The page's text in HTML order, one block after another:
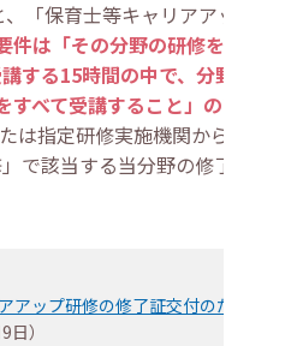
「保育士等キャリアアップ
は「その分野の研修を15時
する15時間の中で、分野ご
べて受講すること」の2つ
は指定研修実施機関から「保
で該当する当分野の修了証が
アップ研修の修了証交付のため
）